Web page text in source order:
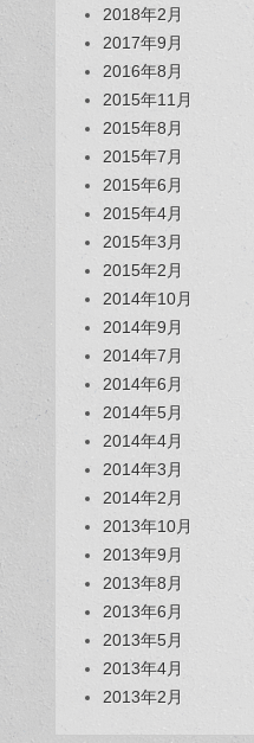
2018年2月
2017年9月
2016年8月
2015年11月
2015年8月
2015年7月
2015年6月
2015年4月
2015年3月
2015年2月
2014年10月
2014年9月
2014年7月
2014年6月
2014年5月
2014年4月
2014年3月
2014年2月
2013年10月
2013年9月
2013年8月
2013年6月
2013年5月
2013年4月
2013年2月